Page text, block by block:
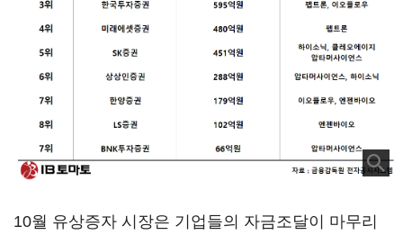
10월 유상증자 시장은 기업들의 자금조달이 마무리